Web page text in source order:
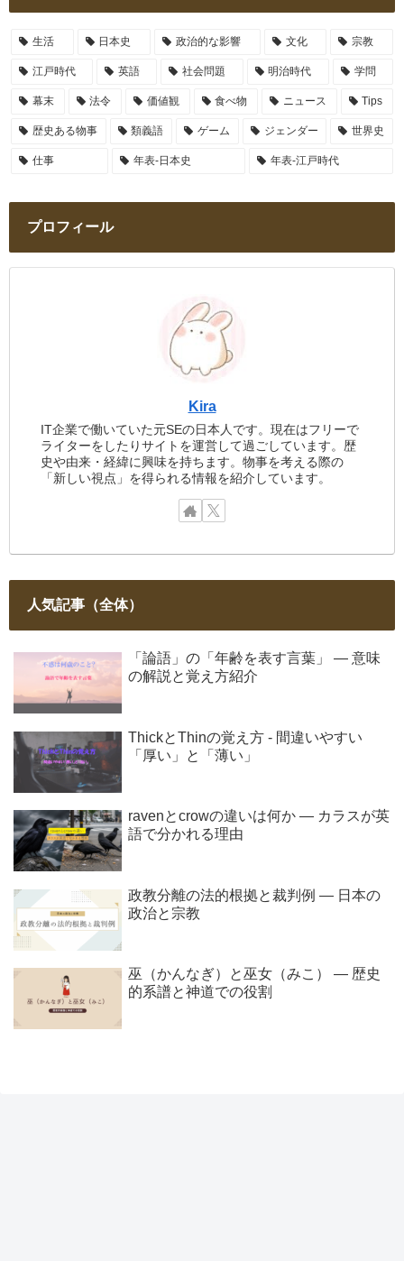
生活 日本史 政治的な影響 文化 宗教
江戸時代 英語 社会問題 明治時代 学問
幕末 法令 価値観 食べ物 ニュース Tips
歴史ある物事 類義語 ゲーム ジェンダー 世界史
仕事 年表-日本史 年表-江戸時代
プロフィール
Kira
IT企業で働いていた元SEの日本人です。現在はフリーで
ライターをしたりサイトを運営して過ごしています。歴
史や由来・経緯に興味を持ちます。物事を考える際の
「新しい視点」を得られる情報を紹介しています。
人気記事（全体）
「論語」の「年齢を表す言葉」 ― 意味
の解説と覚え方紹介
ThickとThinの覚え方 - 間違いやすい
「厚い」と「薄い」
ravenとcrowの違いは何か ― カラスが英
語で分かれる理由
政教分離の法的根拠と裁判例 ― 日本の
政治と宗教
巫（かんなぎ）と巫女（みこ） ― 歴史
的系譜と神道での役割